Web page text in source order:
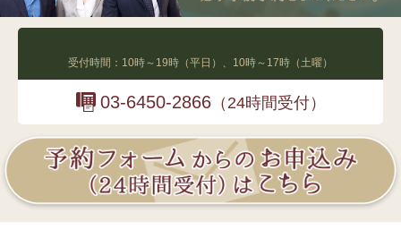
受付時間：10時～19時（平日）、10時～17時（土曜）
03-6450-2866（24時間受付）